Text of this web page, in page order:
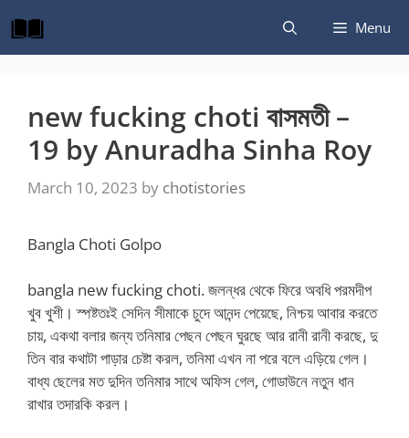
to
content
Menu
new fucking choti বাসমতী –
19 by Anuradha Sinha Roy
March 10, 2023 by chotistories
Bangla Choti Golpo
bangla new fucking choti. জলন্ধর থেকে ফিরে অবধি পরমদীপ
খুব খুশী। স্পষ্টতঃই সেদিন সীমাকে চুদে আনন্দ পেয়েছে, নিশ্চয় আবার করতে
চায়, একথা বলার জন্য তনিমার পেছন পেছন ঘুরছে আর রানী রানী করছে, দু
তিন বার কথাটা পাড়ার চেষ্টা করল, তনিমা এখন না পরে বলে এড়িয়ে গেল।
বাধ্য ছেলের মত দুদিন তনিমার সাথে অফিস গেল, গোডাউনে নতুন ধান
রাখার তদারকি করল।